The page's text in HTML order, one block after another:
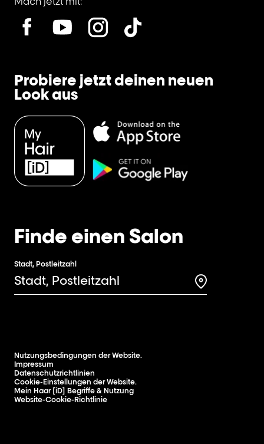
Probiere jetzt deinen neuen
Look aus
Finde einen Salon
Stadt, Postleitzahl
Search for a
Nutzungsbedingungen der Website.
Impressum
Datenschutzrichtlinien
Cookie-Einstellungen der Website.
Mein Haar [iD] Begriffe & Nutzung
Website-Cookie-Richtlinie